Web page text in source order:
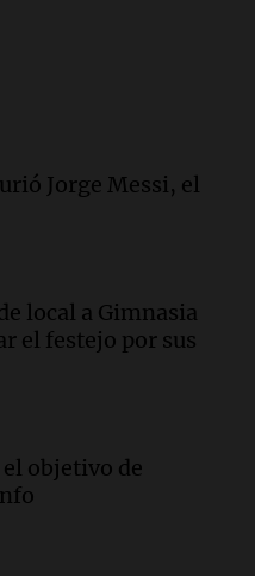
"En esa casa
ver"
derribó el mito
alimentos
Messi
Jorge Messi, el
local a Gimnasia
el festejo por sus
el objetivo de